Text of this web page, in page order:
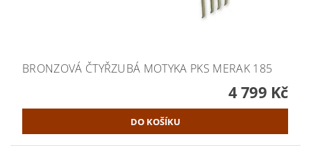
BRONZOVÁ ČTYŘZUBÁ MOTYKA PKS MERAK 185
4 799 Kč